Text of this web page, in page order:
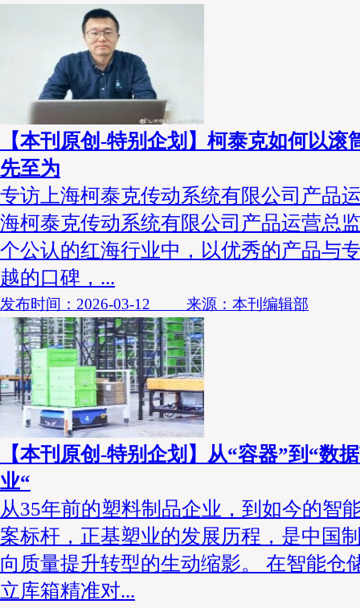
【本刊原创-特别企划】柯泰克如何以滚
先至为
专访上海柯泰克传动系统有限公司产品
海柯泰克传动系统有限公司产品运营总
个公认的红海行业中，以优秀的产品与
越的口碑，...
发布时间：2026-03-12 来源：本刊编辑部
【本刊原创-特别企划】从“容器”到“数
业“
从35年前的塑料制品企业，到如今的智
案标杆，正基塑业的发展历程，是中国
向质量提升转型的生动缩影。 在智能仓
立库箱精准对...